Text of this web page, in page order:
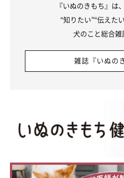
『いぬのきもち』は
“知りたい”“伝えた
犬のこと総合雑
雑誌『いぬの